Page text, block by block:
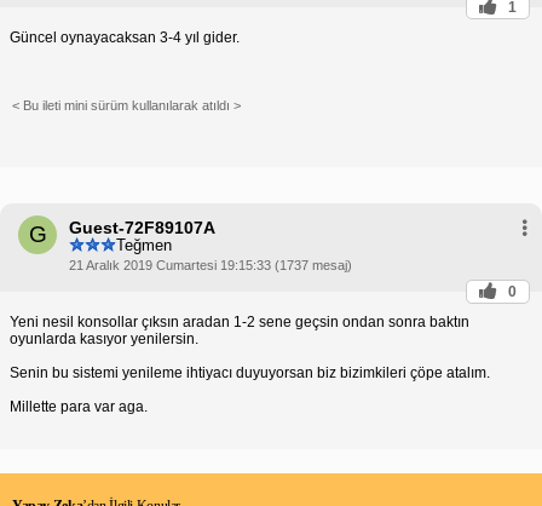
1
Güncel oynayacaksan 3-4 yıl gider.
< Bu ileti mini sürüm kullanılarak atıldı >
G Guest-72F89107A
Teğmen
21 Aralık 2019 Cumartesi 19:15:33 (1737 mesaj)
0
Yeni nesil konsollar çıksın aradan 1-2 sene geçsin ondan sonra baktın
oyunlarda kasıyor yenilersin.
Senin bu sistemi yenileme ihtiyacı duyuyorsan biz bizimkileri çöpe atalım.
Millette para var aga.